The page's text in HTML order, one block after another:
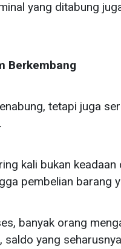
yang ditabung
Berkembang
tetapi juga
kali bukan
pembelian barang
banyak orang
saldo yang